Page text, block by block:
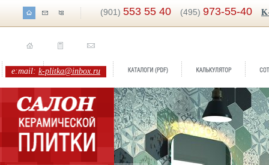
(901) 553 55 40 (495) 973-55-40
e:mail: k-plitka@inbox.ru